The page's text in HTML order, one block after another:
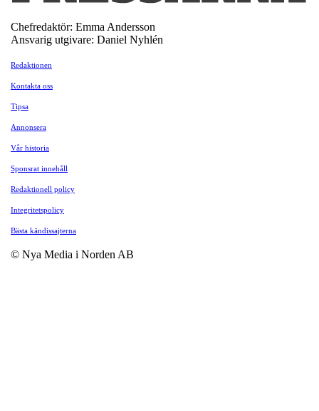
Chefredaktör: Emma Andersson
Ansvarig utgivare: Daniel Nyhlén
Redaktionen
Kontakta oss
Tipsa
Annonsera
Vår historia
Sponsrat innehåll
Redaktionell policy
Integritetspolicy
Bästa kändissajterna
© Nya Media i Norden AB